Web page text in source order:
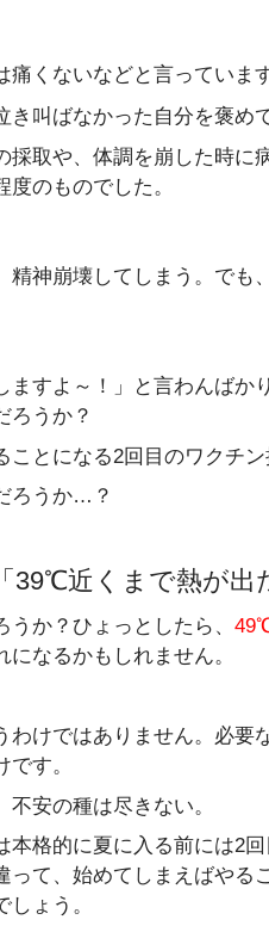
くないなどと言っていま
叫ばなかった自分を褒め
取や、体調を崩した時に
のものでした。
神崩壊してしまう。でも
すよ～！」と言わんばか
ろうか？
とになる2回目のワクチン
ろうか…？
「39℃近くまで熱が出
か？ひょっとしたら、
なるかもしれません。
けではありません。必要
す。
安の種は尽きない。
格的に夏に入る前には2
って、始めてしまえばやる
ょう。